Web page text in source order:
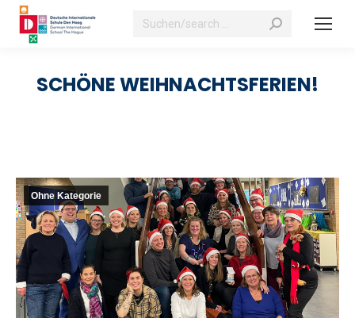
Suchen:
SCHÖNE WEIHNACHTSFERIEN!
Ohne Kategorie